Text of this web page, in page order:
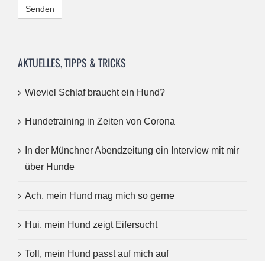
AKTUELLES, TIPPS & TRICKS
Wieviel Schlaf braucht ein Hund?
Hundetraining in Zeiten von Corona
In der Münchner Abendzeitung ein Interview mit mir
über Hunde
Ach, mein Hund mag mich so gerne
Hui, mein Hund zeigt Eifersucht
Toll, mein Hund passt auf mich auf